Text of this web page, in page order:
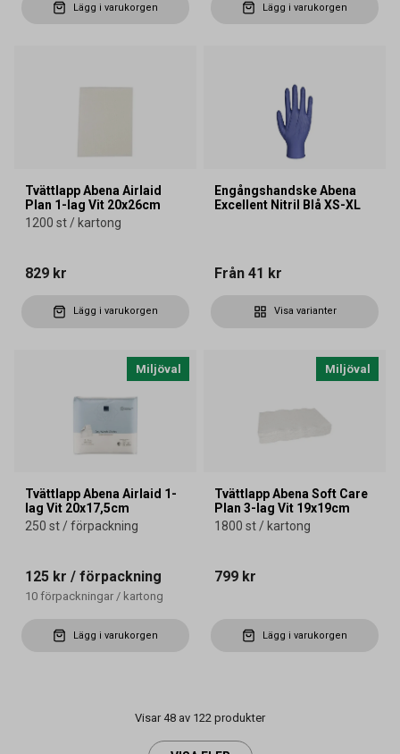
Lägg i varukorgen Lägg i varukorgen
Tvättlapp Abena Airlaid
Plan 1-lag Vit 20x26cm
1200 st / kartong
829 kr
Lägg i varukorgen
Engångshandske Abena
Excellent Nitril Blå XS-XL
Från 41 kr
Visa varianter
Miljöval
Tvättlapp Abena Airlaid 1-
lag Vit 20x17,5cm
250 st / förpackning
125 kr / förpackning
10 förpackningar / kartong
Lägg i varukorgen
Miljöval
Tvättlapp Abena Soft Care
Plan 3-lag Vit 19x19cm
1800 st / kartong
799 kr
Lägg i varukorgen
Visar 48 av 122 produkter